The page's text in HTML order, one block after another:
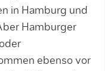
in Hamburg und
Hamburger
ebenso vor